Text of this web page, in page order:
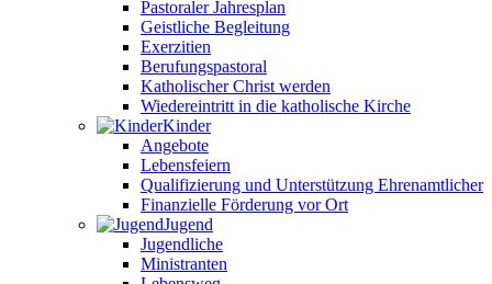
Pastoraler Jahresplan
Geistliche Begleitung
Exerzitien
Berufungspastoral
Katholischer Christ werden
Wiedereintritt in die katholische Kirche
Kinder
Angebote
Lebensfeiern
Qualifizierung und Unterstützung Ehrenamtlicher
Finanzielle Förderung vor Ort
Jugend
Jugendliche
Ministranten